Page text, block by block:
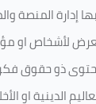
إدارة المنصة
لأشخاص او
ذو حقوق
الدينية او